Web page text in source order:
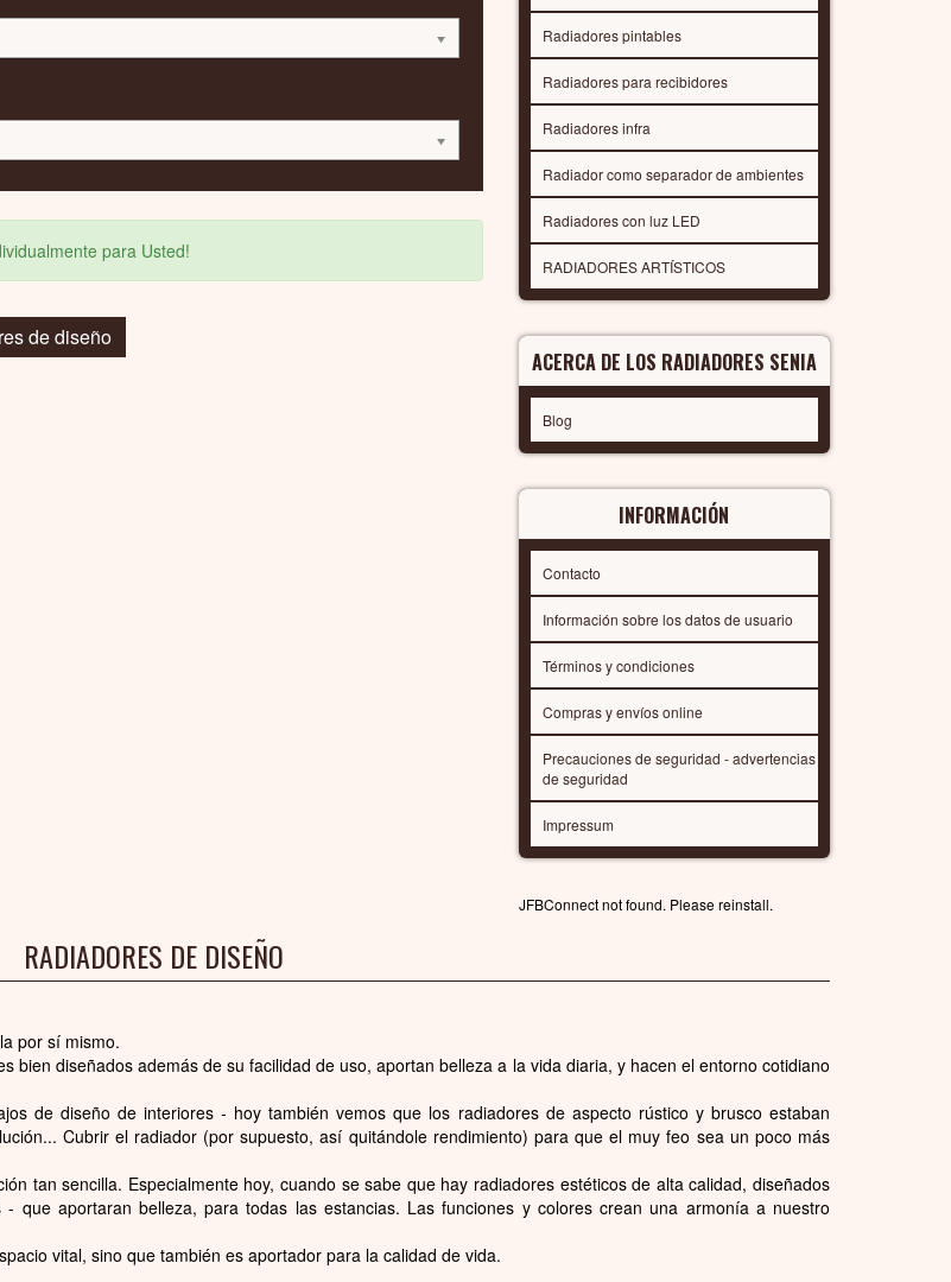
para Usted!
de diseño
Radiadores pintables
Radiadores para recibidores
Radiadores infra
Radiador como separador de ambientes
Radiadores con luz LED
RADIADORES ARTÍSTICOS
ACERCA DE LOS RADIADORES SENIA
Blog
INFORMACIÓN
Contacto
Información sobre los datos de usuario
Términos y condiciones
Compras y envíos online
Precauciones de seguridad - advertencias
de seguridad
Impressum
JFBConnect not found. Please reinstall.
RADIADORES DE DISEÑO
por sí mismo.
bien diseñados además de su facilidad de uso, aportan belleza a la vida diaria, y hacen el entorno cotidiano
de diseño de interiores - hoy también vemos que los radiadores de aspecto rústico y brusco estaban
Cubrir el radiador (por supuesto, así quitándole rendimiento) para que el muy feo sea un poco más
tan sencilla. Especialmente hoy, cuando se sabe que hay radiadores estéticos de alta calidad, diseñados
que aportaran belleza, para todas las estancias. Las funciones y colores crean una armonía a nuestro
vital, sino que también es aportador para la calidad de vida.